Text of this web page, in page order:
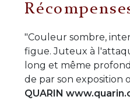
"Couleur sombre,
figue. Juteux à
long et même
de par son exposition
QUARIN